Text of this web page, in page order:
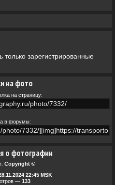
о фотографии
Copyright ©
22:45 MSK
— 133
на фото
на страницу:
в форумы:
только зарегистрированные